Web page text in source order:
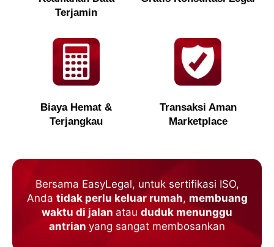
Terjamin
Biaya Hemat &
Terjangkau
Transaksi Aman
Marketplace
Bersama EasyLegal, untuk sertifikasi ISO,
Anda tidak perlu keluar rumah, membuang
waktu di jalan atau duduk menunggu
antrian yang sangat membosankan